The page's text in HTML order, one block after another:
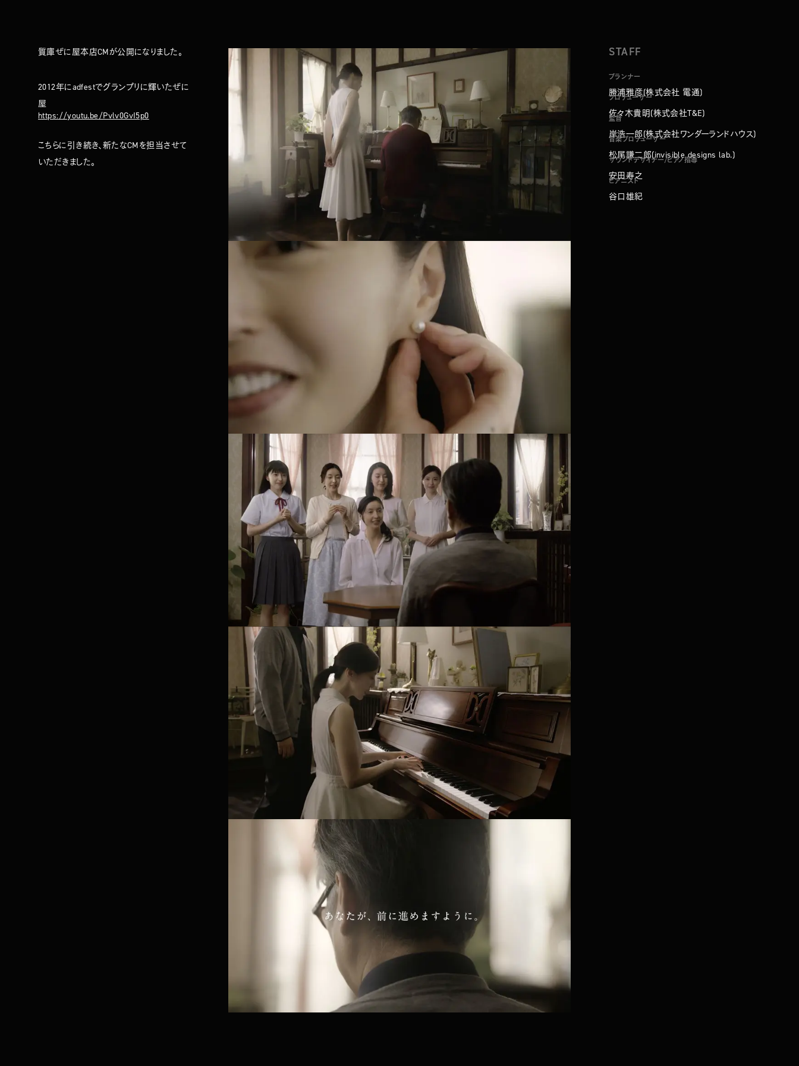
質庫ぜに屋本店CMが公開になりました。
2012年にadfestでグランプリに輝いたぜに
屋
https://youtu.be/Pvlv0GvI5p0
こちらに引き続き、新たなCMを担当させて
いただきました。
STAFF
プランナー
勝浦雅彦(株式会社 電通)
プロデューサー
佐々木貴明(株式会社T&E)
監督
岸浩一郎(株式会社ワンダーランドハウス)
音楽プロデューサー
松尾謙二郎(invisible designs lab.)
サウンドデザイナー/ピアノ指導
安田寿之
ピアニスト
谷口雄紀